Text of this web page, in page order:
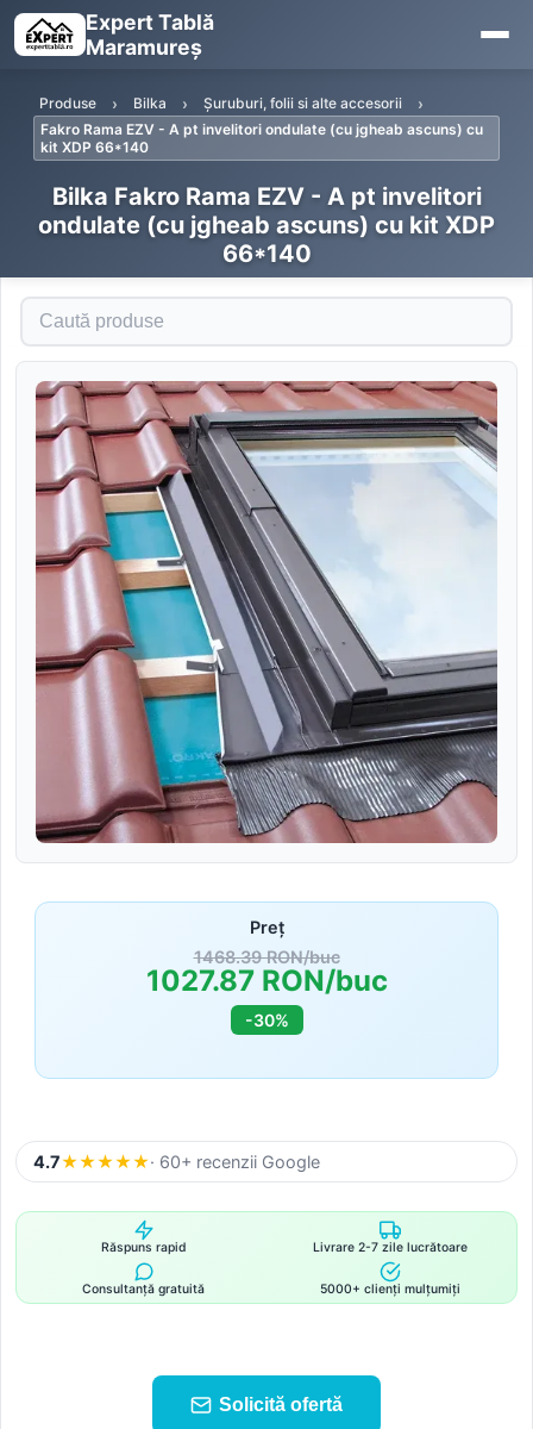
Expert Tablă
Maramureș
Produse Bilka
Șuruburi, folii si alte accesorii
Fakro Rama EZV - A pt invelitori ondulate (cu jgheab ascuns) cu
kit XDP 66*140
Bilka Fakro Rama EZV - A pt invelitori
ondulate (cu jgheab ascuns) cu kit XDP
66*140
Caută produse
Preț
1468.39 RON/buc
1027.87 RON/buc
-30%
4.7★★★★★· 60+ recenzii Google
Răspuns rapid Livrare 2-7 zile lucrătoare
Consultanță gratuită 5000+ clienți mulțumiți
Solicită ofertă